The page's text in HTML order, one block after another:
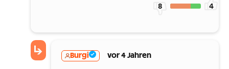
8 4
Burgi vor 4 Jahren